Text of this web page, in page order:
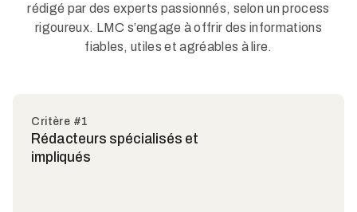
rédigé par des experts passionnés, selon un process
rigoureux. LMC s’engage à offrir des informations
fiables, utiles et agréables à lire.
Critère #1
Rédacteurs spécialisés et
impliqués